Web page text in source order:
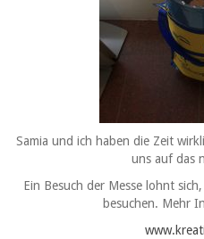
Samia und ich haben die Zeit
uns auf das
Ein Besuch der Messe lohnt
besuchen. Mehr